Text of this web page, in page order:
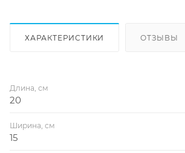
ХАРАКТЕРИСТИКИ ОТЗЫВЫ
Длина, см
20
Ширина, см
15